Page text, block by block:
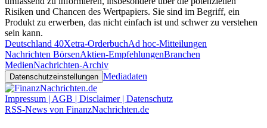
Risiken und Chancen des Wertpapiers. Sie sind im Begriff, ein
Produkt zu erwerben, das nicht einfach ist und schwer zu verstehen
sein kann.
Deutschland 40Xetra-OrderbuchAd hoc-Mitteilungen
Nachrichten BörsenAktien-EmpfehlungenBranchen
MedienNachrichten-Archiv
Datenschutzeinstellungen Mediadaten
Impressum | AGB | Disclaimer | Datenschutz
RSS-News von FinanzNachrichten.de